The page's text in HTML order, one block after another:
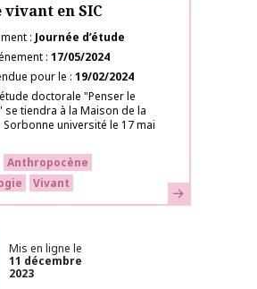
vivant en SIC
Journée d’étude
17/05/2024
pour le 19/02/2024
doctorale "Penser le
se tiendra à la Maison de la
université le 17 mai
Anthropocène
Vivant En savoir plus
Mis en ligne le
11 décembre
2023